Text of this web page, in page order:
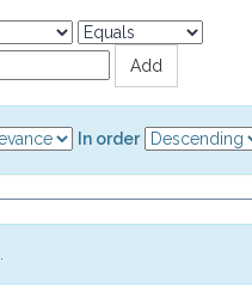
In order